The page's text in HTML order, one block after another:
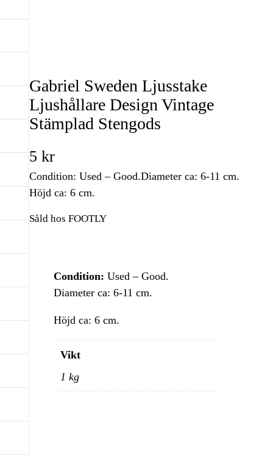
Gabriel Sweden Ljusstake
Ljushållare Design Vintage
Stämplad Stengods
5 kr
Condition: Used – Good.Diameter ca: 6-11 cm.
Höjd ca: 6 cm.
Såld hos FOOTLY
Condition: Used – Good.
Diameter ca: 6-11 cm.
Höjd ca: 6 cm.
Vikt
1 kg